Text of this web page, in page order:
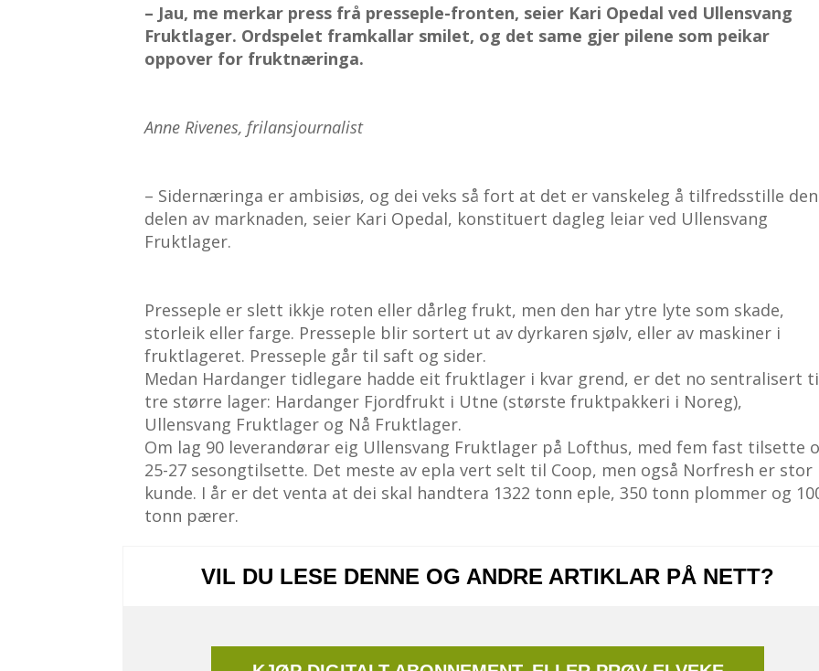
– Jau, me merkar press frå presseple-fronten, seier Kari Opedal ved Ullensvang
Fruktlager. Ordspelet framkallar smilet, og det same gjer pilene som peikar
oppover for fruktnæringa.
Anne Rivenes, frilansjournalist
– Sidernæringa er ambisiøs, og dei veks så fort at det er vanskeleg å tilfredsstille den
delen av marknaden, seier Kari Opedal, konstituert dagleg leiar ved Ullensvang
Fruktlager.
Presseple er slett ikkje roten eller dårleg frukt, men den har ytre lyte som skade,
storleik eller farge. Presseple blir sortert ut av dyrkaren sjølv, eller av maskiner i
fruktlageret. Presseple går til saft og sider.
Medan Hardanger tidlegare hadde eit fruktlager i kvar grend, er det no sentralisert
tre større lager: Hardanger Fjordfrukt i Utne (største fruktpakkeri i Noreg),
Ullensvang Fruktlager og Nå Fruktlager.
Om lag 90 leverandørar eig Ullensvang Fruktlager på Lofthus, med fem fast tilsette
25-27 sesongtilsette. Det meste av epla vert selt til Coop, men også Norfresh er stor
kunde. I år er det venta at dei skal handtera 1322 tonn eple, 350 tonn plommer og
tonn pærer.
VIL DU LESE DENNE OG ANDRE ARTIKLAR PÅ NETT?